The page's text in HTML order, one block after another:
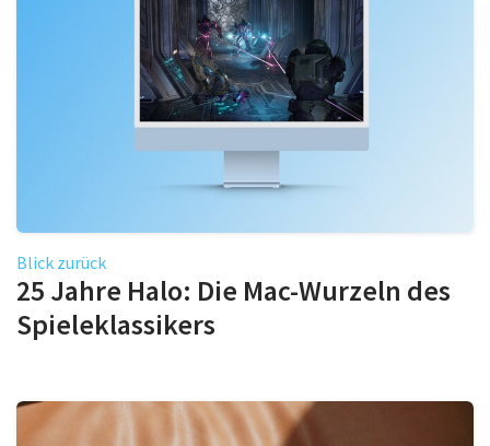
Blick zurück
25 Jahre Halo: Die Mac-Wurzeln des
Spieleklassikers